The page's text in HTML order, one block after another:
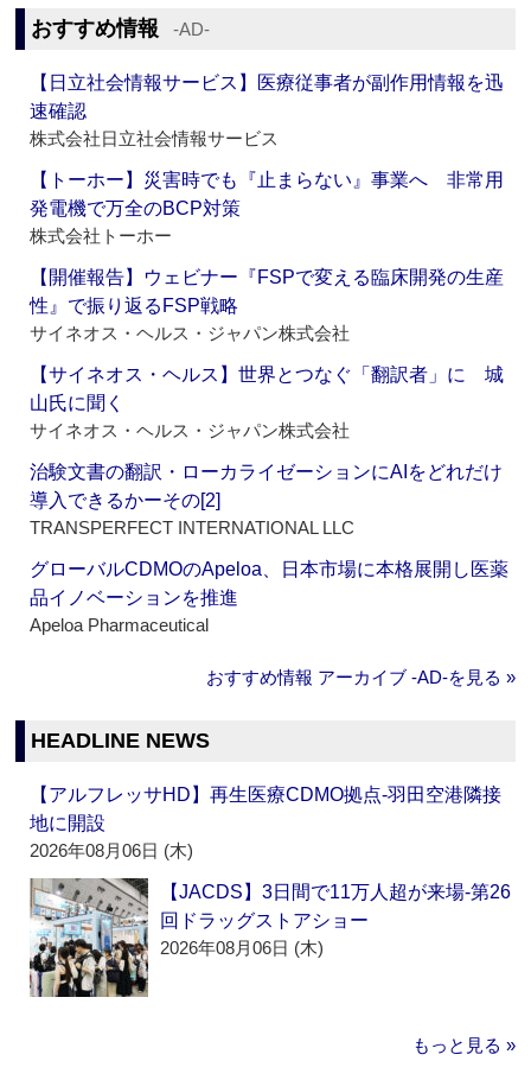
おすすめ情報 ‐AD‐
【日立社会情報サービス】医療従事者が副作用情報を迅
速確認
株式会社日立社会情報サービス
【トーホー】災害時でも『止まらない』事業へ 非常用
発電機で万全のBCP対策
株式会社トーホー
【開催報告】ウェビナー『FSPで変える臨床開発の生産
性』で振り返るFSP戦略
サイネオス・ヘルス・ジャパン株式会社
【サイネオス・ヘルス】世界とつなぐ「翻訳者」に 城
山氏に聞く
サイネオス・ヘルス・ジャパン株式会社
治験文書の翻訳・ローカライゼーションにAIをどれだけ
導入できるかーその[2]
TRANSPERFECT INTERNATIONAL LLC
グローバルCDMOのApeloa、日本市場に本格展開し医薬
品イノベーションを推進
Apeloa Pharmaceutical
おすすめ情報 アーカイブ ‐AD‐を見る »
HEADLINE NEWS
【アルフレッサHD】再生医療CDMO拠点‐羽田空港隣接
地に開設
2026年08月06日 (木)
【JACDS】3日間で11万人超が来場‐第26
回ドラッグストアショー
2026年08月06日 (木)
もっと見る »